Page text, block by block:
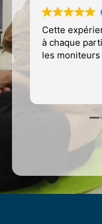
Cette
à chaque
les